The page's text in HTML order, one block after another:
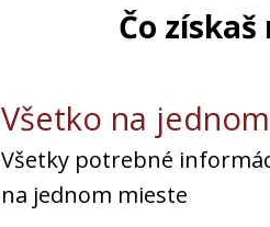
Čo
Všetko na
Všetky potrebné
na jednom mieste